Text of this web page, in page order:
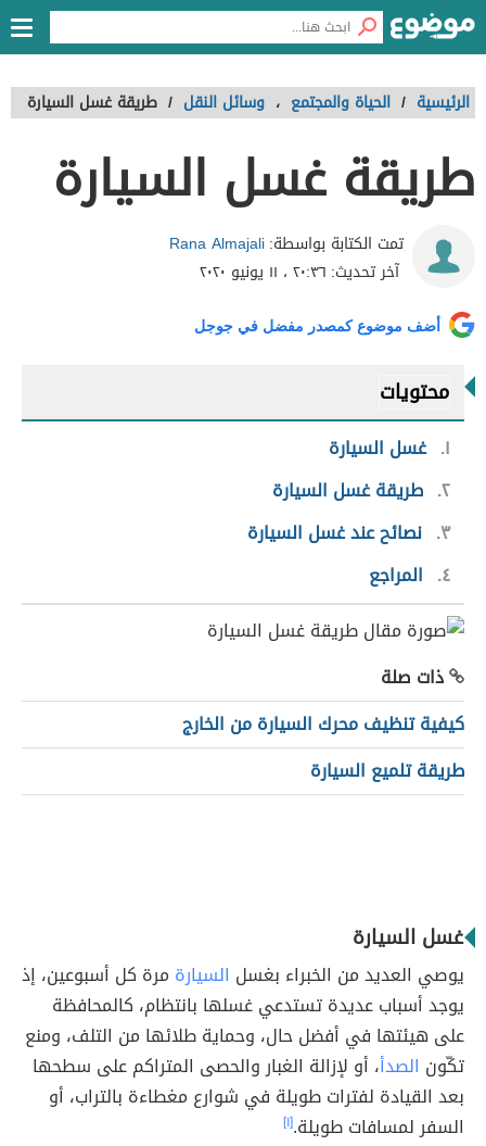
الرئيسية / الحياة والمجتمع ، وسائل النقل / طريقة غسل السيارة
طريقة غسل السيارة
تمت الكتابة بواسطة:Rana Almajali
آخر تحديث: ٢٠:٣٦ ، ١١ يونيو ٢٠٢٠
أضف موضوع كمصدر مفضل في جوجل
محتويات
١ غسل السيارة
٢ طريقة غسل السيارة
٣ نصائح عند غسل السيارة
٤
المراجع
ذات صلة
كيفية تنظيف محرك السيارة من الخارج
طريقة تلميع السيارة
غسل السيارة
يوصي العديد من الخبراء بغسل السيارة مرة كل أسبوعين، إذ
يوجد أسباب عديدة تستدعي غسلها بانتظام، كالمحافظة
على هيئتها في أفضل حال، وحماية طلائها من التلف، ومنع
تكّون الصدأ، أو لإزالة الغبار والحصى المتراكم على سطحها
بعد القيادة لفترات طويلة في شوارع مغطاءة بالتراب، أو
السفر لمسافات طويلة.[١]